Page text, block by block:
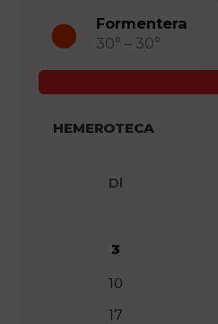
Formentera
30° – 30°
HEMEROTECA
Dl
3
10
17